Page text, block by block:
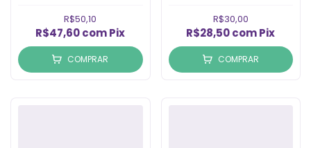
R$50,10
R$47,60comPix
COMPRAR
R$30,00
R$28,50comPix
COMPRAR